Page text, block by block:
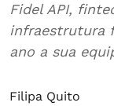
Fidel API,
infraestrutura
ano a sua
Filipa Quito